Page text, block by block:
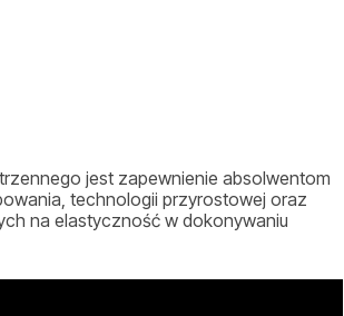
jest zapewnienie absolwentom
technologii przyrostowej oraz
na elastyczność w dokonywaniu